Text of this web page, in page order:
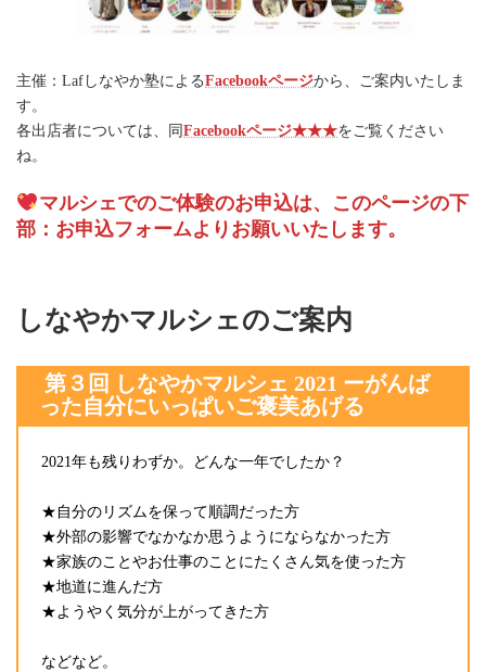
主催：Lafしなやか塾によるFacebookページから、ご案内いたしま
す。
各出店者については、同 Facebookページ★★★をご覧ください
ね。
マルシェでのご体験のお申込は、このページの下
部：お申込フォームよりお願いいたします。
しなやかマルシェのご案内
第３回 しなやかマルシェ 2021 ーがんば
った自分にいっぱいご褒美あげる
2021年も残りわずか。どんな一年でしたか？
★自分のリズムを保って順調だった方
★外部の影響でなかなか思うようにならなかった方
★家族のことやお仕事のことにたくさん気を使った方
★地道に進んだ方
★ようやく気分が上がってきた方
などなど。